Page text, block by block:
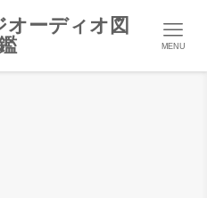
オーディオ図
MENU